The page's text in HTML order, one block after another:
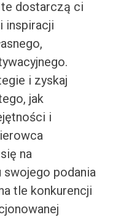
te dostarczą ci
inspiracji
i zyskaj
jak
i
na
podania
tle konkurencji